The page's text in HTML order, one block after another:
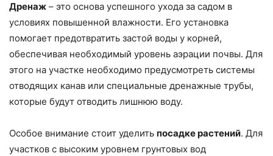
Дренаж – это основа успешного ухода за садом в
условиях повышенной влажности. Его установка
помогает предотвратить застой воды у корней,
обеспечивая необходимый уровень аэрации почвы. Для
этого на участке необходимо предусмотреть системы
отводящих канав или специальные дренажные трубы,
которые будут отводить лишнюю воду.
Особое внимание стоит уделить посадке растений. Для
участков с высоким уровнем грунтовых вод